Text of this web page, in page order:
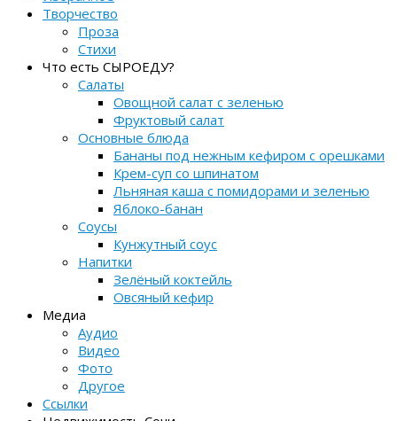
Творчество
Проза
Стихи
Что есть СЫРОЕДУ?
Салаты
Овощной салат с зеленью
Фруктовый салат
Основные блюда
Бананы под нежным кефиром с орешками
Крем-суп со шпинатом
Льняная каша с помидорами и зеленью
Яблоко-банан
Соусы
Кунжутный соус
Напитки
Зелёный коктейль
Овсяный кефир
Медиа
Аудио
Видео
Фото
Другое
Ссылки